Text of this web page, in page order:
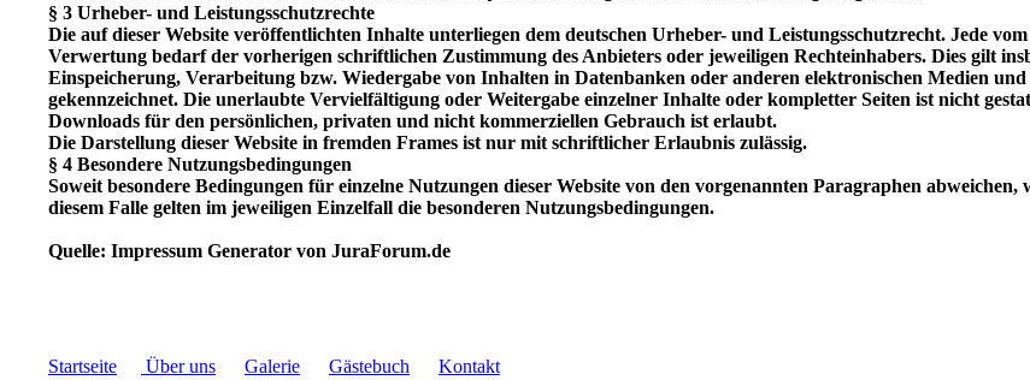
§ 3 Urheber- und Leistungsschutzrechte
Die auf dieser Website veröffentlichten Inhalte unterliegen dem deutschen Urheber- und Leistungsschutzrecht. Jede
Verwertung bedarf der vorherigen schriftlichen Zustimmung des Anbieters oder jeweiligen Rechteinhabers. Dies gilt
Einspeicherung, Verarbeitung bzw. Wiedergabe von Inhalten in Datenbanken oder anderen elektronischen Medien
gekennzeichnet. Die unerlaubte Vervielfältigung oder Weitergabe einzelner Inhalte oder kompletter Seiten ist nicht
Downloads für den persönlichen, privaten und nicht kommerziellen Gebrauch ist erlaubt.
Die Darstellung dieser Website in fremden Frames ist nur mit schriftlicher Erlaubnis zulässig.
§ 4 Besondere Nutzungsbedingungen
Soweit besondere Bedingungen für einzelne Nutzungen dieser Website von den vorgenannten Paragraphen
diesem Falle gelten im jeweiligen Einzelfall die besonderen Nutzungsbedingungen.
Quelle: Impressum Generator von JuraForum.de
Startseite Über uns Galerie Gästebuch Kontakt